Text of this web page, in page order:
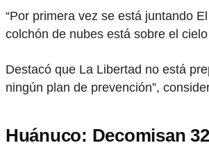
“Por primera vez se está juntando
colchón de nubes está sobre el
Destacó que La Libertad no está
ningún plan de prevención”,
Huánuco: Decomisan